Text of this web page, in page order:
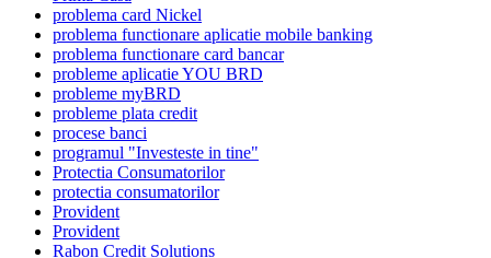
problema card Nickel
problema functionare aplicatie mobile banking
problema functionare card bancar
probleme aplicatie YOU BRD
probleme myBRD
probleme plata credit
procese banci
programul "Investeste in tine"
Protectia Consumatorilor
protectia consumatorilor
Provident
Provident
Rabon Credit Solutions